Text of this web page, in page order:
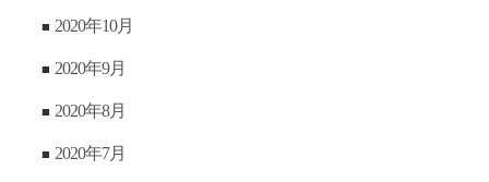
2020年10月
2020年9月
2020年8月
2020年7月